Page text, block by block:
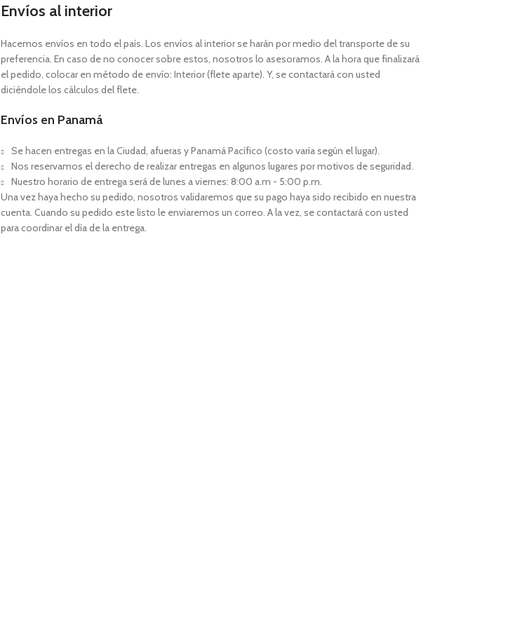
Envíos al interior
Hacemos envíos en todo el país. Los envíos al interior se harán por medio del transporte de su
preferencia. En caso de no conocer sobre estos, nosotros lo asesoramos. A la hora que finalizará
el pedido, colocar en método de envío: Interior (flete aparte). Y, se contactará con usted
diciéndole los cálculos del flete.
Envíos en Panamá
Se hacen entregas en la Ciudad, afueras y Panamá Pacífico (costo varía según el lugar).
Nos reservamos el derecho de realizar entregas en algunos lugares por motivos de seguridad.
Nuestro horario de entrega será de lunes a viernes: 8:00 a.m - 5:00 p.m.
Una vez haya hecho su pedido, nosotros validaremos que su pago haya sido recibido en nuestra
cuenta. Cuando su pedido este listo le enviaremos un correo. A la vez, se contactará con usted
para coordinar el día de la entrega.